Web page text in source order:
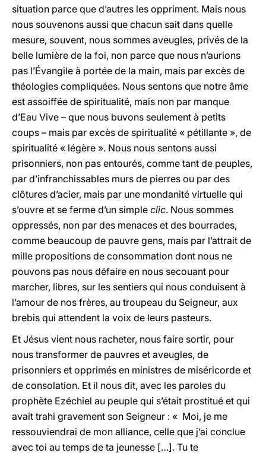
situation parce que d’autres les oppriment. Mais nous
nous souvenons aussi que chacun sait dans quelle
mesure, souvent, nous sommes aveugles, privés de la
belle lumière de la foi, non parce que nous n’aurions
pas l’Évangile à portée de la main, mais par excès de
théologies compliquées. Nous sentons que notre âme
est assoiffée de spiritualité, mais non par manque
d’Eau Vive – que nous buvons seulement à petits
coups – mais par excès de spiritualité « pétillante », de
spiritualité « légère ». Nous nous sentons aussi
prisonniers, non pas entourés, comme tant de peuples,
par d’infranchissables murs de pierres ou par des
clôtures d’acier, mais par une mondanité virtuelle qui
s’ouvre et se ferme d’un simple clic. Nous sommes
oppressés, non par des menaces et des bourrades,
comme beaucoup de pauvre gens, mais par l’attrait de
mille propositions de consommation dont nous ne
pouvons pas nous défaire en nous secouant pour
marcher, libres, sur les sentiers qui nous conduisent à
l’amour de nos frères, au troupeau du Seigneur, aux
brebis qui attendent la voix de leurs pasteurs.
Et Jésus vient nous racheter, nous faire sortir, pour
nous transformer de pauvres et aveugles, de
prisonniers et opprimés en ministres de miséricorde et
de consolation. Et il nous dit, avec les paroles du
prophète Ezéchiel au peuple qui s’était prostitué et qui
avait trahi gravement son Seigneur : « Moi, je me
ressouviendrai de mon alliance, celle que j’ai conclue
avec toi au temps de ta jeunesse […]. Tu te